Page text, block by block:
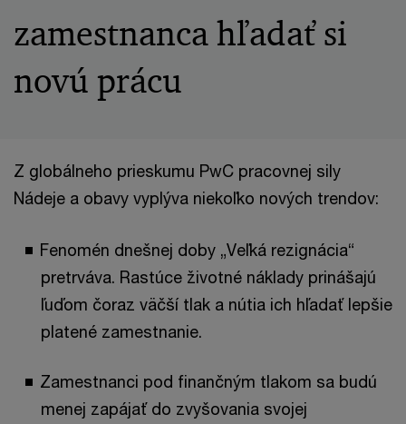
zamestnanca hľadať si
novú prácu
Z globálneho prieskumu PwC pracovnej sily
Nádeje a obavy vyplýva niekoľko nových trendov:
Fenomén dnešnej doby „Veľká rezignácia“
pretrváva. Rastúce životné náklady prinášajú
ľuďom čoraz väčší tlak a nútia ich hľadať lepšie
platené zamestnanie.
Zamestnanci pod finančným tlakom sa budú
menej zapájať do zvyšovania svojej